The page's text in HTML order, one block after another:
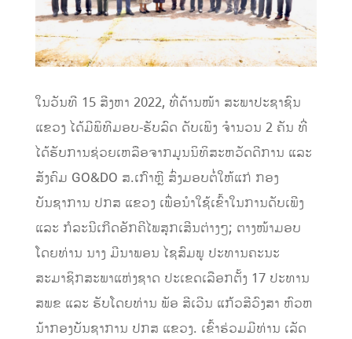
ໃນວັນທີ​ 15​ ສີງຫາ​ 2022, ທີ່ດ້ານໜ້າ​ ສະພາປະຊາຊົນ
ແຂວງ​ ໄດ້ມີພິທີມອບ-ຮັບລົດ ດັບເພິງ ຈຳນວນ 2 ຄັນ ທີ່
ໄດ້ຮັບການຊ່ວຍເຫລືອຈາກມູນນິທິສະຫວັດດີການ ແລະ
ສັງຄົມ GO&DO ສ.ເກົາຫຼີ ສົ່ງມອບຕໍ່ໃຫ້ແກ່​ ກອງ
ບັນຊາການ​ ປກສ​ ແຂວງ ເພື່ອນໍາໃຊ້ເຂົ້າໃນການດັບ​ເພີງ​
ແລະ​ ກໍລະນີເກີດອັກຄີໄພສຸກເສີນຕ່າງໆ; ຕາງໜ້າມອບ
ໂດຍທ່ານ ນາງ​ ມີນາພອນ​ ໄຊສົມພູ​ ປະທານຄະນະ​
ສະມາຊິກສະພາແຫ່ງຊາດ ປະເຂດເລືອກຕັ້ງ 17 ປະທານ​
ສພຂ​ ແລະ ຮັບໂດຍທ່ານ ພັອ​ ສີເວີນ​ ແກ້ວສີວົງສາ​ ຫົວຫ
ນ້າ​ກອງບັນຊາການ​ ປກສ​ ແຂວງ.​ ເຂົ້າຮ່ວມມີທ່ານ​ ເລັດ​